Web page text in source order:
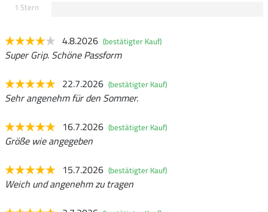
1 Stern
4.8.2026 (bestätigter Kauf)
Super Grip. Schöne Passform
22.7.2026 (bestätigter Kauf)
Sehr angenehm für den Sommer.
16.7.2026 (bestätigter Kauf)
Größe wie angegeben
15.7.2026 (bestätigter Kauf)
Weich und angenehm zu tragen